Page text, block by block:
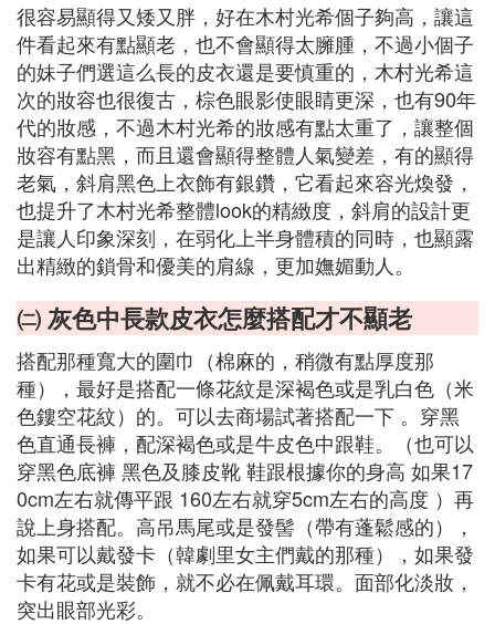
很容易顯得又矮又胖，好在木村光希個子夠高，讓這
件看起來有點顯老，也不會顯得太臃腫，不過小個子
的妹子們選這么長的皮衣還是要慎重的，木村光希這
次的妝容也很復古，棕色眼影使眼睛更深，也有90年
代的妝感，不過木村光希的妝感有點太重了，讓整個
妝容有點黑，而且還會顯得整體人氣變差，有的顯得
老氣，斜肩黑色上衣飾有銀鑽，它看起來容光煥發，
也提升了木村光希整體look的精緻度，斜肩的設計更
是讓人印象深刻，在弱化上半身體積的同時，也顯露
出精緻的鎖骨和優美的肩線，更加嫵媚動人。
㈡ 灰色中長款皮衣怎麼搭配才不顯老
搭配那種寬大的圍巾（棉麻的，稍微有點厚度那
種），最好是搭配一條花紋是深褐色或是乳白色（米
色鏤空花紋）的。可以去商場試著搭配一下 。穿黑
色直通長褲，配深褐色或是牛皮色中跟鞋。（也可以
穿黑色底褲 黑色及膝皮靴 鞋跟根據你的身高 如果17
0cm左右就傳平跟 160左右就穿5cm左右的高度 ）再
說上身搭配。高吊馬尾或是發髻（帶有蓬鬆感的），
如果可以戴發卡（韓劇里女主們戴的那種），如果發
卡有花或是裝飾，就不必在佩戴耳環。面部化淡妝，
突出眼部光彩。